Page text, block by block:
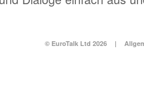
© EuroTalk Ltd 2026 |